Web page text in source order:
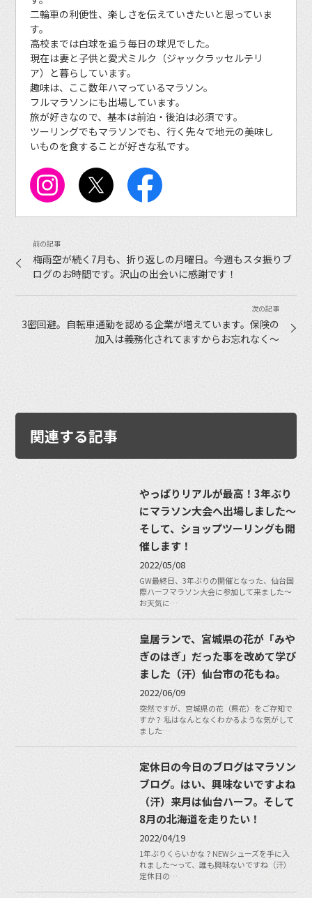
二輪車の利便性、楽しさを伝えていきたいと思っていま
す。
高校までは白球を追う毎日の球児でした。
現在は妻と子供と愛犬ミルク（ジャックラッセルテリ
ア）と暮らしています。
趣味は、ここ数年ハマっているマラソン。
フルマラソンにも出場しています。
旅が好きなので、基本は前泊・後泊は必須です。
ツーリングでもマラソンでも、行く先々で地元の美味し
いものを食することが好きな私です。
梅雨空が続く7月も、折り返しの月曜日。今週もスタ振りブ
ログのお時間です。沢山の出会いに感謝です！
3密回避。自転車通勤を認める企業が増えています。保険の
加入は義務化されてますからお忘れなく〜
関連する記事
やっぱりリアルが最高！3年ぶり
にマラソン大会へ出場しました〜
そして、ショップツーリングも開
催します！
2022/05/08
GW最終日、3年ぶりの開催となった、仙台国
際ハーフマラソン大会に参加して来ました〜
お天気に…
皇居ランで、宮城県の花が「みや
ぎのはぎ」だった事を改めて学び
ました（汗）仙台市の花もね。
2022/06/09
突然ですが、宮城県の花（県花）をご存知で
すか？ 私はなんとなくわかるような気がして
ました…
定休日の今日のブログはマラソン
ブログ。はい、興味ないですよね
（汗）来月は仙台ハーフ。そして
8月の北海道を走りたい！
2022/04/19
1年ぶりくらいかな？NEWシューズを手に入
れました〜って、誰も興味ないですね（汗）
定休日の…